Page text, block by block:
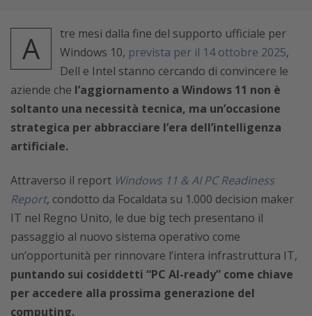
A
tre mesi dalla fine del supporto ufficiale per
Windows 10, prevista per il 14 ottobre 2025,
Dell e Intel stanno cercando di convincere le
aziende che l’aggiornamento a Windows 11 non è
soltanto una necessità tecnica, ma un’occasione
strategica per abbracciare l’era dell’intelligenza
artificiale.
Attraverso il report Windows 11 & AI PC Readiness
Report, condotto da Focaldata su 1.000 decision maker
IT nel Regno Unito, le due big tech presentano il
passaggio al nuovo sistema operativo come
un’opportunità per rinnovare l’intera infrastruttura IT,
puntando sui cosiddetti “PC AI-ready” come chiave
per accedere alla prossima generazione del
computing.